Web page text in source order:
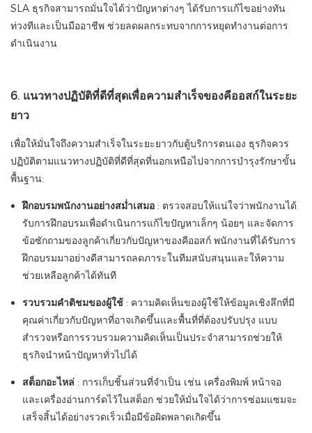
SLA ธุรกิจสามารถมั่นใจได้ว่าปัญหาต่างๆ ได้รับการแก้ไขอย่างทัน
ท่วงทีและเป็นมืออาชีพ ช่วยลดผลกระทบจากการหยุดทำงานต่อการ
ดำเนินงาน
6. แนวทางปฏิบัติที่ดีที่สุดเพื่อความสำเร็จของคีออสก์ในระยะ
ยาว
เพื่อให้มั่นใจถึงความสำเร็จในระยะยาวกับตู้บริการตนเอง ธุรกิจควร
ปฏิบัติตามแนวทางปฏิบัติที่ดีที่สุดที่นอกเหนือไปจากการบำรุงรักษาขั้น
พื้นฐาน:
ฝึกอบรมพนักงานอย่างสม่ำเสมอ : ตรวจสอบให้แน่ใจว่าพนักงานได้
รับการฝึกอบรมเพื่อดำเนินการแก้ไขปัญหาเล็กๆ น้อยๆ และจัดการ
ข้อซักถามของลูกค้าเกี่ยวกับปัญหาของคีออสก์ พนักงานที่ได้รับการ
ฝึกอบรมมาอย่างดีสามารถลดภาระในทีมสนับสนุนและให้ความ
ช่วยเหลือลูกค้าได้ทันที
รวบรวมคำติชมของผู้ใช้ : ความคิดเห็นของผู้ใช้ให้ข้อมูลเชิงลึกที่มี
คุณค่าเกี่ยวกับปัญหาที่อาจเกิดขึ้นและพื้นที่ที่ต้องปรับปรุง แบบ
สำรวจหรือการรวบรวมความคิดเห็นเป็นประจำสามารถช่วยให้
ธุรกิจนำหน้าปัญหาทั่วไปได้
สต็อกอะไหล่ : การเก็บชิ้นส่วนที่จำเป็น เช่น เครื่องพิมพ์ หน้าจอ
และเครื่องอ่านการ์ดไว้ในสต็อก ช่วยให้มั่นใจได้ว่าการซ่อมแซมจะ
เสร็จสิ้นได้อย่างรวดเร็วเมื่อมีข้อผิดพลาดเกิดขึ้น